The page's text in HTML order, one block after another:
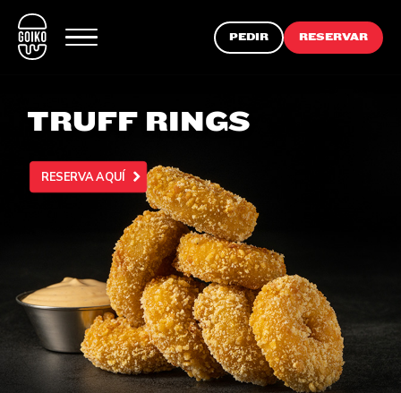
PEDIR RESERVAR
TRUFF RINGS
RESERVA AQUÍ